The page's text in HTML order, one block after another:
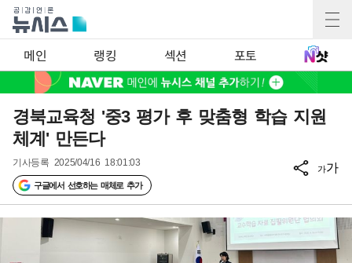
메인 랭킹 섹션 포토
경북교육청 '중3 평가 후 맞춤형 학습 지원
체계' 만든다
기사등록 2025/04/16 18:01:03
구글에서 선호하는 매체로 추가
가가